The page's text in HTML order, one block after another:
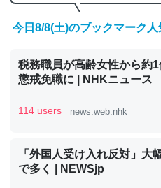
の伏線」は回収されないけど
やすく強くなりそう
の600分の1程度。
─ニュース :: 【研究発表】昆虫学
今日8/8(土)のブックマーク人
税務職員が高齢女性から約
懲戒免職に | NHKニュース
114 users news.web.nhk
「外国人受け入れ反対」
で多く | NEWSjp